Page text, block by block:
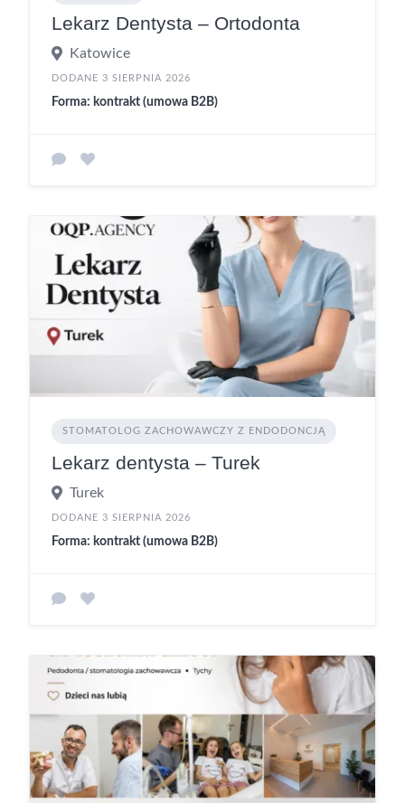
Lekarz Dentysta – Ortodonta
Katowice
DODANE 3 SIERPNIA 2026
Forma: kontrakt (umowa B2B)
STOMATOLOG ZACHOWAWCZY Z ENDODONCJĄ
Lekarz dentysta – Turek
Turek
DODANE 3 SIERPNIA 2026
Forma: kontrakt (umowa B2B)